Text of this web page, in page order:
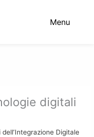
Menu
digitali
dell’Integrazione Digitale